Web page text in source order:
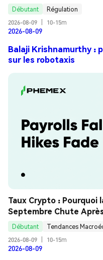
Débutant
Régulation
2026-08-09
10-15m
2026-08-09
Balaji Krishnamurthy :
sur les robotaxis
Taux Crypto : Pourquoi
Septembre Chute
Juillet ? Guide Analyse
Débutant
Tendances
2026-08-09
10-15m
2026-08-09